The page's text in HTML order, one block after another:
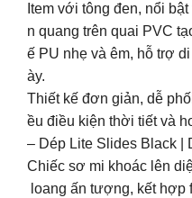
Item với tông đen, nổi
n quang trên quai PVC
ế PU nhẹ và êm, hỗ trợ
ày.
Thiết kế đơn giản, dễ
ều điều kiện thời tiết và
– Dép Lite Slides Black |
Chiếc sơ mi khoác lên
loang ấn tượng, kết hợp